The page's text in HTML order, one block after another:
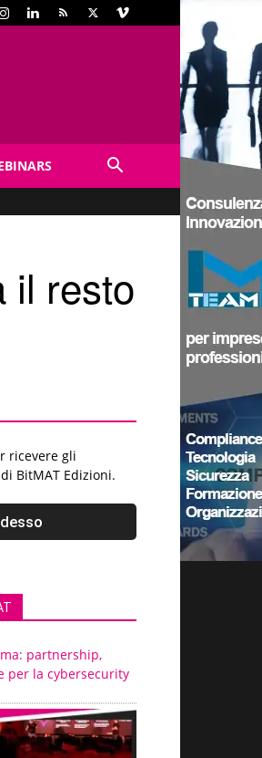
il resto
ricevere gli
BitMAT Edizioni.
partnership,
per la cybersecurity